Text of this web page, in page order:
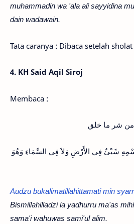
muhammadin wa 'ala ali sayyidina
dain wadawain.
Tata caranya : Dibaca setelah
4. KH Said Aqil Siroj
Membaca :
شَيْئٌ فِي الأَرْضِ وَلاَ فِي السَّمَاءِ وَهُوَ
Audzu bukalimatillahittamati min
Bismillahilladzi la yadhurru ma'as
sama'i wahuwas sami'ul alim.